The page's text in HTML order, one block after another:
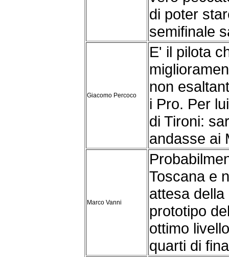
di poter
semifinale
Giacomo Percoco
E' il pilota
non
i Pro. Per
di Tironi:
andasse ai
Marco Vanni
Toscana e
attesa
prototipo
ottimo
quarti di